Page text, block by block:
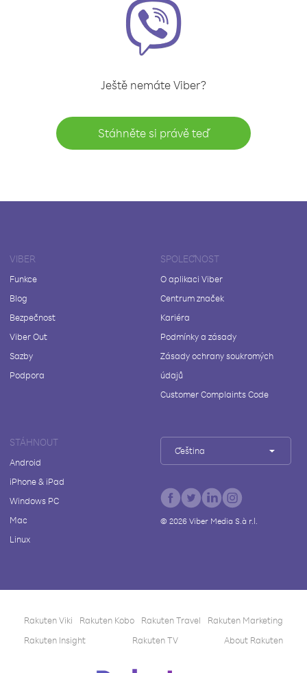
Ještě nemáte Viber?
Stáhněte si právě teď
VIBER
Funkce
Blog
Bezpečnost
Viber Out
Sazby
Podpora
SPOLEČNOST
O aplikaci Viber
Centrum značek
Kariéra
Podmínky a zásady
Zásady ochrany soukromých
údajů
Customer Complaints Code
STÁHNOUT
Android
iPhone & iPad
Windows PC
Mac
Linux
Čeština
© 2026Viber Media S.à r.l.
Rakuten Viki Rakuten Kobo Rakuten Travel
Rakuten Marketing
Rakuten Insight
Rakuten TV About Rakuten